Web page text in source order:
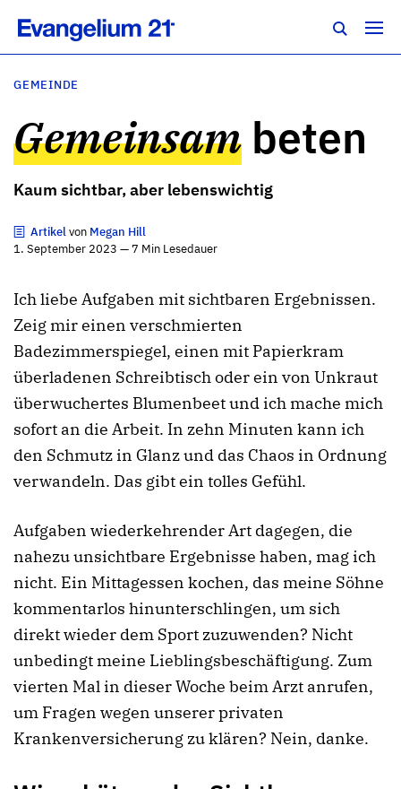
GEMEINDE
Gemeinsam beten
Kaum sichtbar, aber lebenswichtig
Artikelvon Megan Hill
1. September 2023 — 7 Min Lesedauer
Ich liebe Aufgaben mit sichtbaren Ergebnissen.
Zeig mir einen verschmierten
Badezimmerspiegel, einen mit Papierkram
überladenen Schreibtisch oder ein von Unkraut
überwuchertes Blumenbeet und ich mache mich
sofort an die Arbeit. In zehn Minuten kann ich
den Schmutz in Glanz und das Chaos in Ordnung
verwandeln. Das gibt ein tolles Gefühl.
Aufgaben wiederkehrender Art dagegen, die
nahezu unsichtbare Ergebnisse haben, mag ich
nicht. Ein Mittagessen kochen, das meine Söhne
kommentarlos hinunterschlingen, um sich
direkt wieder dem Sport zuzuwenden? Nicht
unbedingt meine Lieblingsbeschäftigung. Zum
vierten Mal in dieser Woche beim Arzt anrufen,
um Fragen wegen unserer privaten
Krankenversicherung zu klären? Nein, danke.